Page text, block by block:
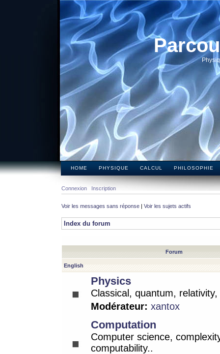
HOME PHYSIQUE CALCUL PHILOSOPHIE
Connexion Inscription
Voir les messages sans réponse | Voir les sujets actifs
Index du forum
Forum
English
Physics
Classical, quantum,
Modérateur: xantox
Computation
Computer science,
computability..